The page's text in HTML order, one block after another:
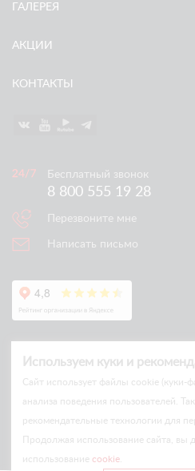
© Arlift 2026
All rights reserved
ГАЛЕРЕЯ
АКЦИИ
КОНТАКТЫ
Бесплатный звонок
8 800 555 19 28
Перезвоните мне
Написать письмо
Используем куки и
Cайт использует файлы cookie (куки-
анализа поведения пользователей.
рекомендательные технологии для
Продолжая использование сайта, вы
использование cookie